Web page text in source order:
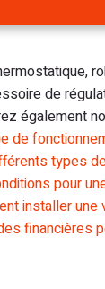
de
également
de
types
pour
installer une
financières